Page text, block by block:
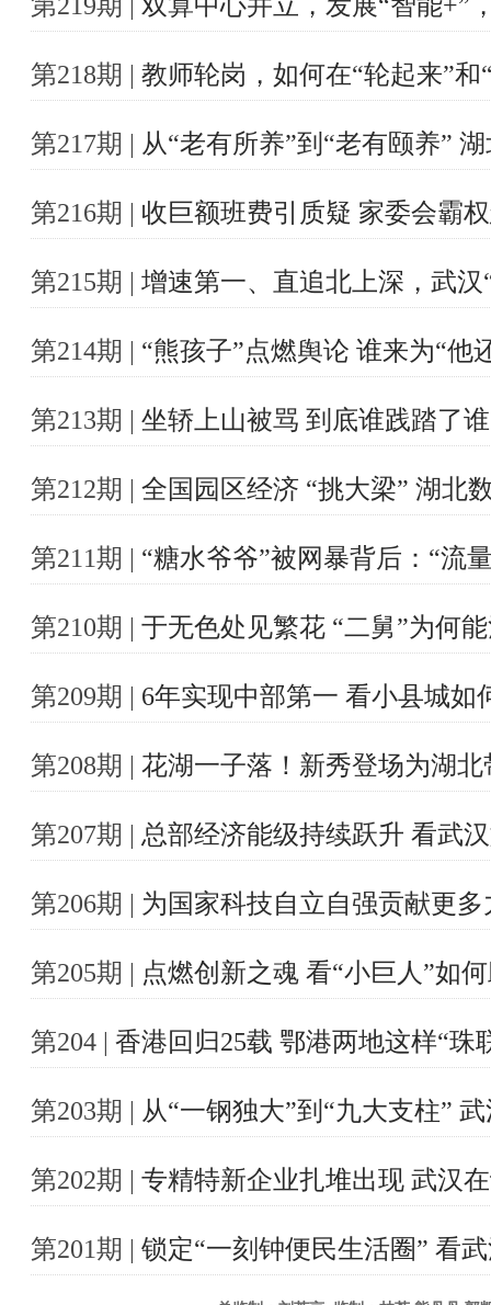
第218期 | 教师轮岗，如何在“轮起来”
第217期 | 从“老有所养”到“老有颐养”
第216期 | 收巨额班费引质疑 家委会霸
第215期 | 增速第一、直追北上深，武
第214期 | “熊孩子”点燃舆论 谁来为“他
第213期 | 坐轿上山被骂 到底谁践踏了
第212期 | 全国园区经济 “挑大梁” 湖北
第211期 | “糖水爷爷”被网暴背后：“流
第210期 | 于无色处见繁花 “二舅”为何
第209期 | 6年实现中部第一 看小县城如
第208期 | 花湖一子落！新秀登场为湖
第207期 | 总部经济能级持续跃升 看武
第206期 | 为国家科技自立自强贡献更
第205期 | 点燃创新之魂 看“小巨人”如
第204 | 香港回归25载 鄂港两地这样“珠
第203期 | 从“一钢独大”到“九大支柱”
第202期 | 专精特新企业扎堆出现 武汉
第201期 | 锁定“一刻钟便民生活圈” 看